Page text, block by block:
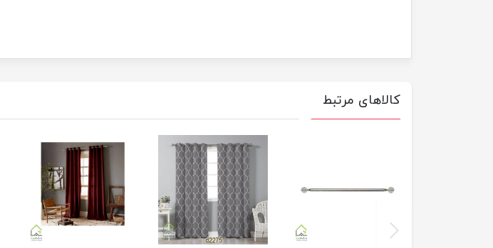
کالاهای مرتبط
previus